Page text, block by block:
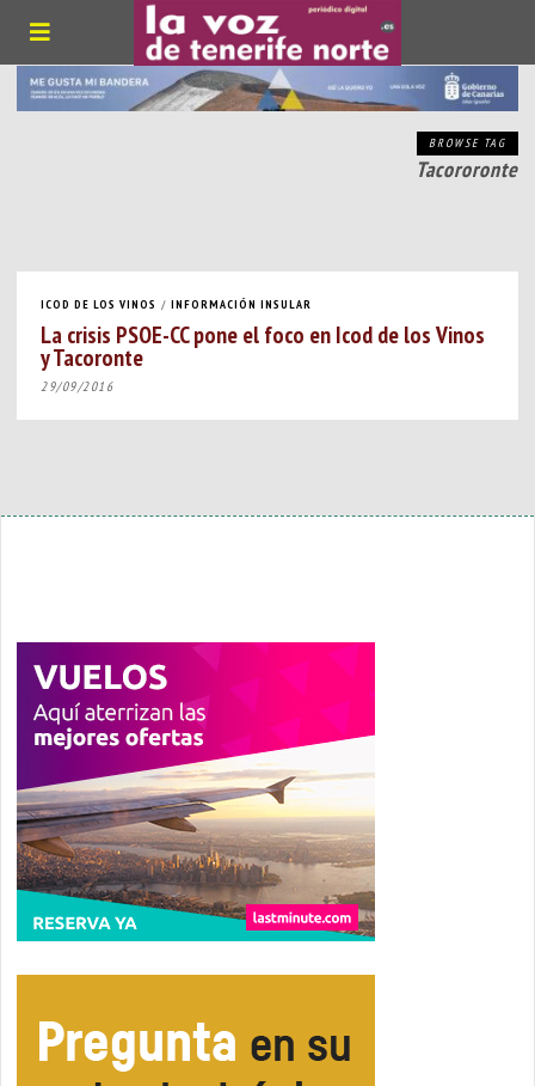
BROWSE TAG
Tacororonte
ICOD DE LOS VINOS / INFORMACIÓN INSULAR
La crisis PSOE-CC pone el foco en Icod de los Vinos
y Tacoronte
29/09/2016